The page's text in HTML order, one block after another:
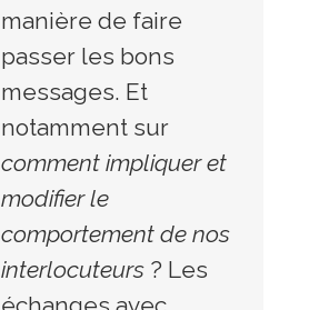
manière de faire
passer les bons
messages. Et
notamment sur
comment impliquer et
modifier le
comportement de nos
interlocuteurs ? Les